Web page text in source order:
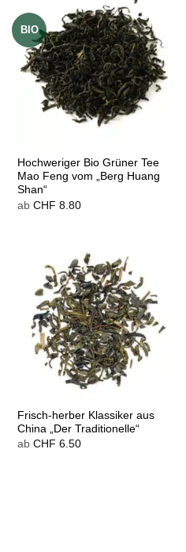
BIO
Hochweriger Bio Grüner Tee
Mao Feng vom „Berg Huang
Shan“
ab CHF 8.80
Frisch-herber Klassiker aus
China „Der Traditionelle“
ab CHF 6.50